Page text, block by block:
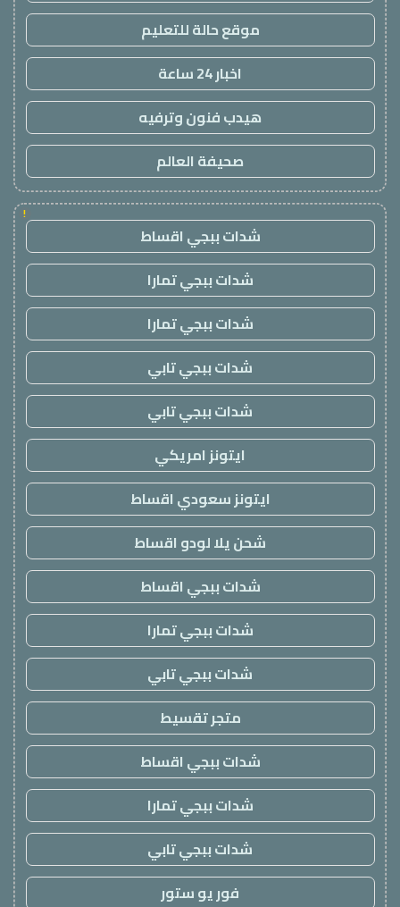
موقع حالة للتعليم
اخبار 24 ساعة
هيدب فنون وترفيه
صحيفة العالم
!
شدات ببجي اقساط
شدات ببجي تمارا
شدات ببجي تمارا
شدات ببجي تابي
شدات ببجي تابي
ايتونز امريكي
ايتونز سعودي اقساط
شحن يلا لودو اقساط
شدات ببجي اقساط
شدات ببجي تمارا
شدات ببجي تابي
متجر تقسيط
شدات ببجي اقساط
شدات ببجي تمارا
شدات ببجي تابي
فور يو ستور